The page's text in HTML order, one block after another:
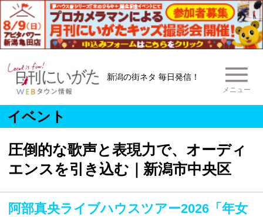
新潟の街ネタ 毎日発信！
メニュー
イベント
圧倒的な歌声と表現力で、オーディ
エンスを引き込む｜新潟市中央区
阿部真央ライブハウスツアー2026「年女